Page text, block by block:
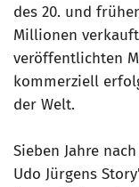
des 20. und
Millionen
veröffentlichten
kommerziell
der Welt.
Sieben Jahre
Udo Jürgens